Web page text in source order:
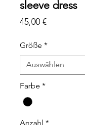
sleeve dress
45,00 €Preis
Größe *
Farbe *
Anzahl *